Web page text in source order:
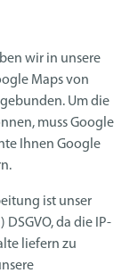
wir in unsere
Maps von
Um die
muss Google
Ihnen Google
ist unser
da die IP-
liefern zu